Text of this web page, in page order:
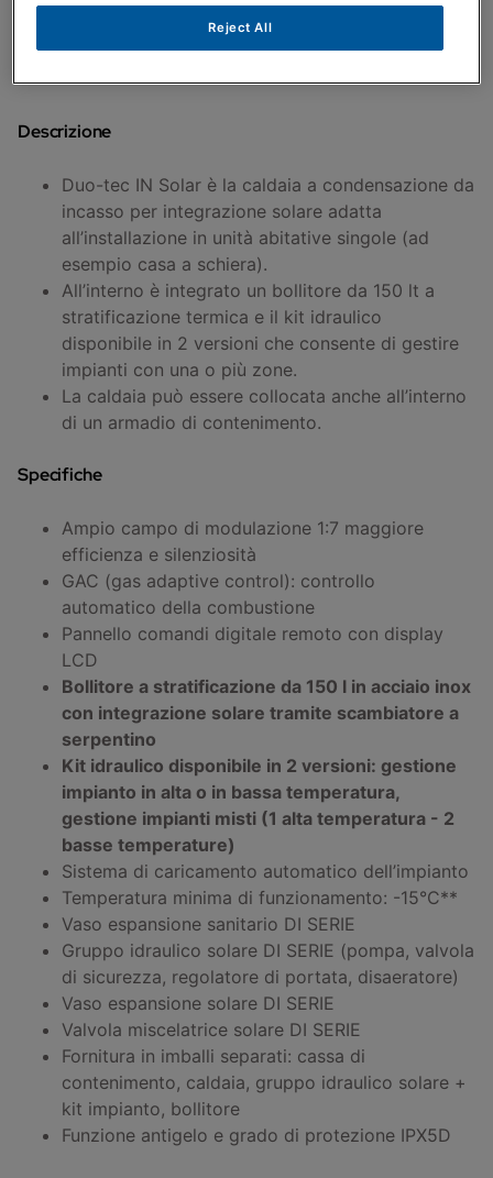
Descrizione
Duo-tec IN Solar è la caldaia a condensazione da
incasso per integrazione solare adatta
all’installazione in unità abitative singole (ad
esempio casa a schiera).
All’interno è integrato un bollitore da 150 lt a
stratificazione termica e il kit idraulico
disponibile in 2 versioni che consente di gestire
impianti con una o più zone.
La caldaia può essere collocata anche all’interno
di un armadio di contenimento.
Specifiche
Ampio campo di modulazione 1:7 maggiore
efficienza e silenziosità
GAC (gas adaptive control): controllo
automatico della combustione
Pannello comandi digitale remoto con display
LCD
Bollitore a stratificazione da 150 l in acciaio inox
con integrazione solare tramite scambiatore a
serpentino
Kit idraulico disponibile in 2 versioni: gestione
impianto in alta o in bassa temperatura,
gestione impianti misti (1 alta temperatura - 2
basse temperature)
Sistema di caricamento automatico dell’impianto
Temperatura minima di funzionamento: -15°C**
Vaso espansione sanitario DI SERIE
Gruppo idraulico solare DI SERIE (pompa, valvola
di sicurezza, regolatore di portata, disaeratore)
Vaso espansione solare DI SERIE
Valvola miscelatrice solare DI SERIE
Fornitura in imballi separati: cassa di
contenimento, caldaia, gruppo idraulico solare +
kit impianto, bollitore
Funzione antigelo e grado di protezione IPX5D
Reject All